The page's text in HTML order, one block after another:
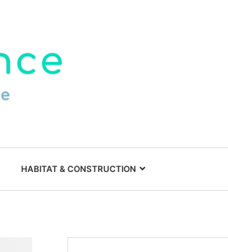
HABITAT & CONSTRUCTION